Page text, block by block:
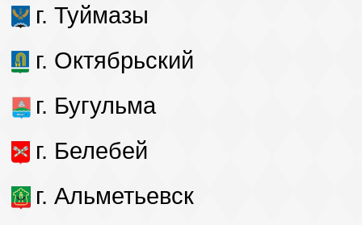
г. Туймазы
г. Октябрьский
г. Бугульма
г. Белебей
г. Альметьевск